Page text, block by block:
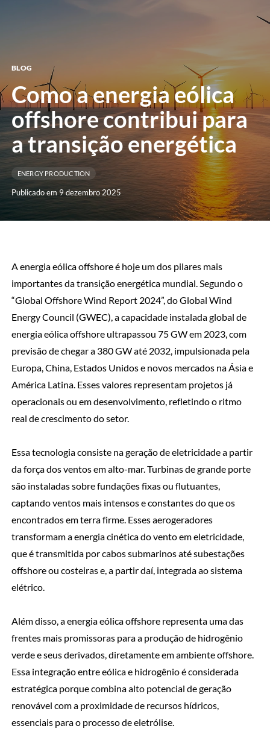
BLOG
Como a energia eólica
offshore contribui para
a transição energética
ENERGY PRODUCTION
Publicado em 9 dezembro 2025
A energia eólica offshore é hoje um dos pilares mais
importantes da transição energética mundial. Segundo o
“Global Offshore Wind Report 2024”, do Global Wind
Energy Council (GWEC), a capacidade instalada global de
energia eólica offshore ultrapassou 75 GW em 2023, com
previsão de chegar a 380 GW até 2032, impulsionada pela
Europa, China, Estados Unidos e novos mercados na Ásia e
América Latina. Esses valores representam projetos já
operacionais ou em desenvolvimento, refletindo o ritmo
real de crescimento do setor.
Essa tecnologia consiste na geração de eletricidade a partir
da força dos ventos em alto-mar. Turbinas de grande porte
são instaladas sobre fundações fixas ou flutuantes,
captando ventos mais intensos e constantes do que os
encontrados em terra firme. Esses aerogeradores
transformam a energia cinética do vento em eletricidade,
que é transmitida por cabos submarinos até subestações
offshore ou costeiras e, a partir daí, integrada ao sistema
elétrico.
Além disso, a energia eólica offshore representa uma das
frentes mais promissoras para a produção de hidrogênio
verde e seus derivados, diretamente em ambiente offshore.
Essa integração entre eólica e hidrogênio é considerada
estratégica porque combina alto potencial de geração
renovável com a proximidade de recursos hídricos,
essenciais para o processo de eletrólise.